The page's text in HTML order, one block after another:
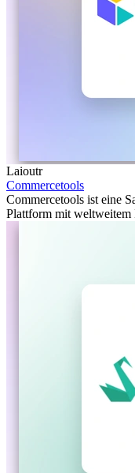
Laioutr
Commercetools
Commercetools ist eine
Plattform mit weltweitem